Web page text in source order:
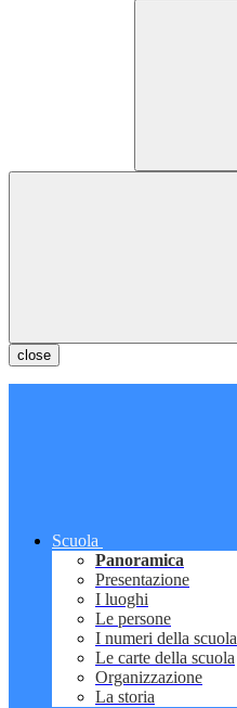
close
Scuola
Panoramica
Presentazione
I luoghi
Le persone
I numeri della scuola
Le carte della scuola
Organizzazione
La storia